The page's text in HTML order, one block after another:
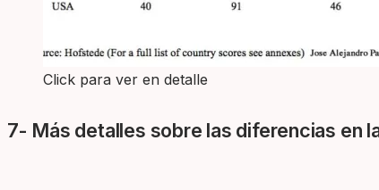
Click para ver en detalle
7- Más detalles sobre las diferencias en